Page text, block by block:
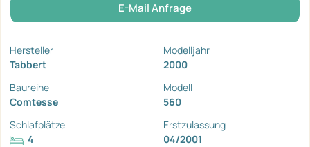
E-Mail Anfrage
Hersteller
Tabbert
Modelljahr
2000
Baureihe
Comtesse
Modell
560
Schlafplätze
4
Erstzulassung
04/2001